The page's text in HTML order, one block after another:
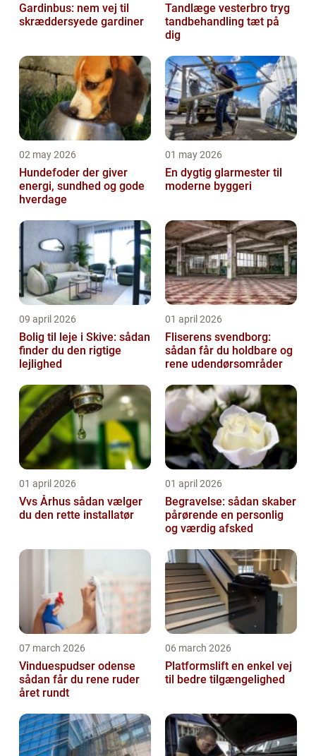
Gardinbus: nem vej til
skræddersyede gardiner
Tandlæge vesterbro tryg
tandbehandling tæt på
dig
02 may 2026
Hundefoder der giver
energi, sundhed og gode
hverdage
01 may 2026
En dygtig glarmester til
moderne byggeri
09 april 2026
Bolig til leje i Skive: sådan
finder du den rigtige
lejlighed
01 april 2026
Fliserens svendborg:
sådan får du holdbare og
rene udendørsområder
01 april 2026
Vvs Århus sådan vælger
du den rette installatør
01 april 2026
Begravelse: sådan skaber
pårørende en personlig
og værdig afsked
07 march 2026
Vinduespudser odense
sådan får du rene ruder
året rundt
06 march 2026
Platformslift en enkel vej
til bedre tilgængelighed